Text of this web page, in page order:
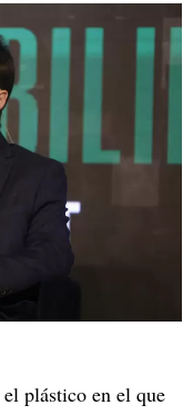
plástico en el que